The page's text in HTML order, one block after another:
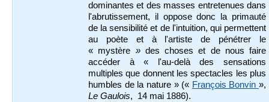
dominantes et des masses entretenues dans
l'abrutissement, il oppose donc la primauté
de la sensibilité et de l'intuition, qui permettent
au poète et à l'artiste de pénétrer le
« mystère » des choses et de nous faire
accéder à « l'au-delà des sensations
multiples que donnent les spectacles les plus
humbles de la nature » (« François Bonvin »,
Le Gaulois, 14 mai 1886).